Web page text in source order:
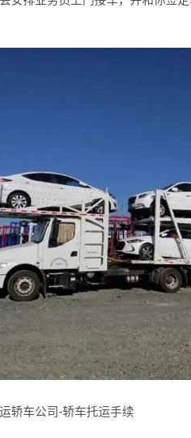
轿车公司-轿车托运手续